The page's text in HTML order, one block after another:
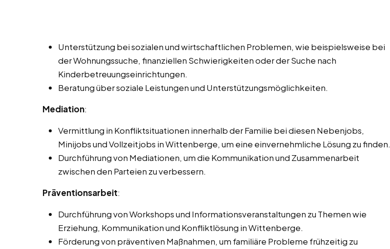
Unterstützung bei sozialen und wirtschaftlichen Problemen, wie beispielsweise bei
der Wohnungssuche, finanziellen Schwierigkeiten oder der Suche nach
Kinderbetreuungseinrichtungen.
Beratung über soziale Leistungen und Unterstützungsmöglichkeiten.
Mediation:
Vermittlung in Konfliktsituationen innerhalb der Familie bei diesen Nebenjobs,
Minijobs und Vollzeitjobs in Wittenberge, um eine einvernehmliche Lösung zu finden.
Durchführung von Mediationen, um die Kommunikation und Zusammenarbeit
zwischen den Parteien zu verbessern.
Präventionsarbeit:
Durchführung von Workshops und Informationsveranstaltungen zu Themen wie
Erziehung, Kommunikation und Konfliktlösung in Wittenberge.
Förderung von präventiven Maßnahmen, um familiäre Probleme frühzeitig zu